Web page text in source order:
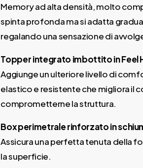
Memory ad alta densità, molto
spinta profonda ma si adatta
regalando una sensazione di
Topper integrato imbottito in Feel
Aggiunge un ulteriore livello di
elastico e resistente che migliora il
comprometterne la struttura.
Box perimetrale rinforzato in
Assicura una perfetta tenuta della
la superficie.